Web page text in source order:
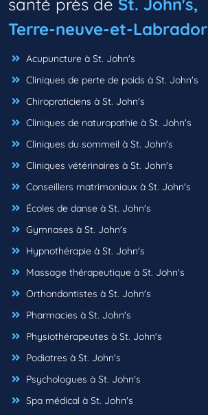
santé près de St. John's,
Terre-neuve-et-Labrador
Acupuncture à St. John's
Cliniques de perte de poids à St. John's
Chiropraticiens à St. John's
Cliniques de naturopathie à St. John's
Cliniques du sommeil à St. John's
Cliniques vétérinaires à St. John's
Conseillers matrimoniaux à St. John's
Écoles de danse à St. John's
Gymnases à St. John's
Hypnothérapie à St. John's
Massage thérapeutique à St. John's
Orthondontistes à St. John's
Pharmacies à St. John's
Physiothérapeutes à St. John's
Podiatres à St. John's
Psychologues à St. John's
Spa médical à St. John's